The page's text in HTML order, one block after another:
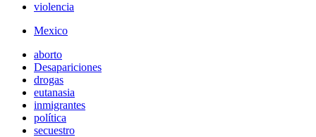
violencia
Mexico
aborto
Desapariciones
drogas
eutanasia
inmigrantes
política
secuestro